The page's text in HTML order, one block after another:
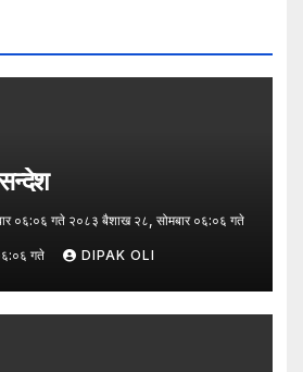
०६:०६ गते २०८३ बैशाख २८, सोमबार ०६:०६ गते
गते DIPAK OLI